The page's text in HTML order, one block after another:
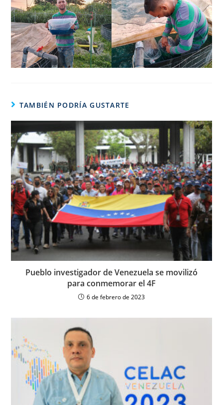
TAMBIÉN PODRÍA GUSTARTE
Pueblo investigador de Venezuela se movilizó
para conmemorar el 4F
6 de febrero de 2023